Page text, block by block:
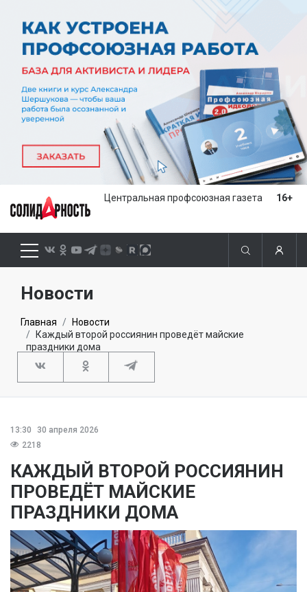
Центральная профсоюзная газета 16+
Новости
Главная
Новости
Каждый второй россиянин проведёт майские
праздники дома
13:30
30 апреля 2026
2218
КАЖДЫЙ ВТОРОЙ РОССИЯНИН
ПРОВЕДЁТ МАЙСКИЕ
ПРАЗДНИКИ ДОМА